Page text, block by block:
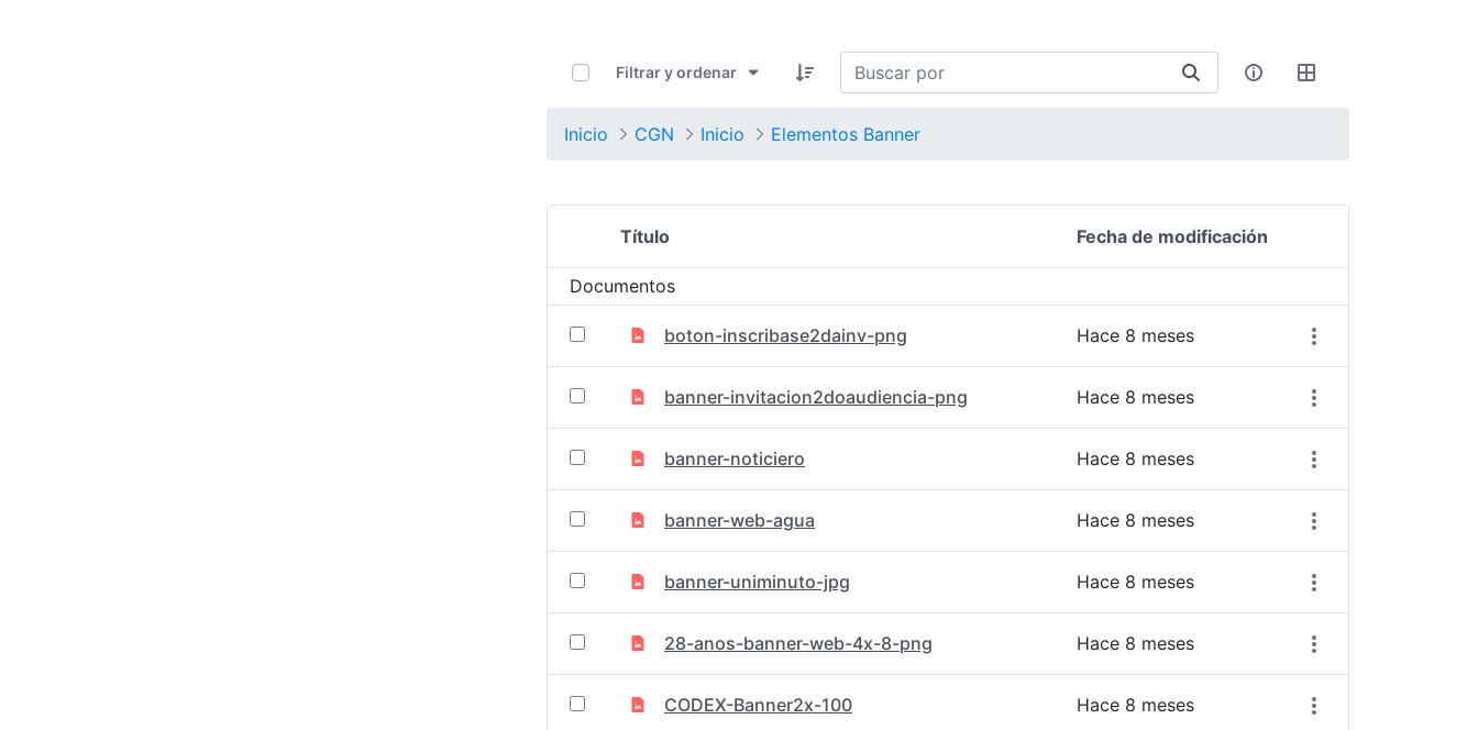
Filtrar y ordenar
Inicio CGN Inicio Elementos Banner
Selección del elemento
Título Fecha de modificación
Documentos
boton-inscribase2dainv-png Hace 8 meses
banner-invitacion2doaudiencia-png Hace 8 meses
banner-noticiero Hace 8 meses
banner-web-agua Hace 8 meses
banner-uniminuto-jpg Hace 8 meses
28-anos-banner-web-4x-8-png Hace 8 meses
CODEX-Banner2x-100 Hace 8 meses